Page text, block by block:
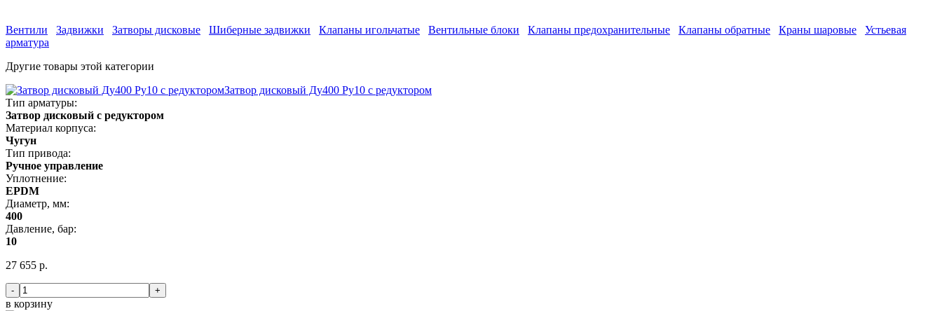
Вентили Задвижки Затворы дисковые Шиберные задвижки Клапаны игольчатые Вентильные блоки Клапаны предохранительные Клапаны обратные Краны шаровые
Устьевая
арматура
Другие товары этой категории
Затвор дисковый Ду400 Ру10 с редуктором
Тип арматуры:
Затвор дисковый с редуктором
Материал корпуса:
Чугун
Тип привода:
Ручное управление
Уплотнение:
EPDM
Диаметр, мм:
400
Давление, бар:
10
27 655 р.
- +
в корзину